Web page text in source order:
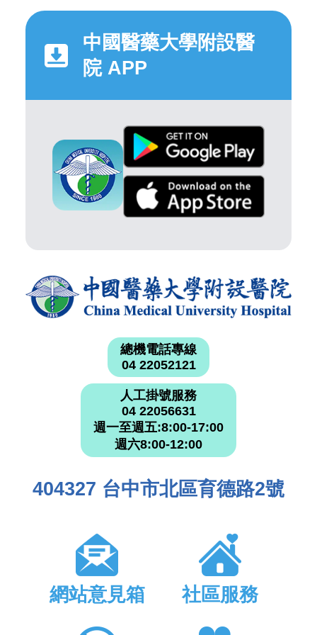
中國醫藥大學附設醫
院 APP
總機電話專線
04 22052121
人工掛號服務
04 22056631
週一至週五:8:00-17:00
週六8:00-12:00
404327 台中市北區育德路2號
網站意見箱 社區服務